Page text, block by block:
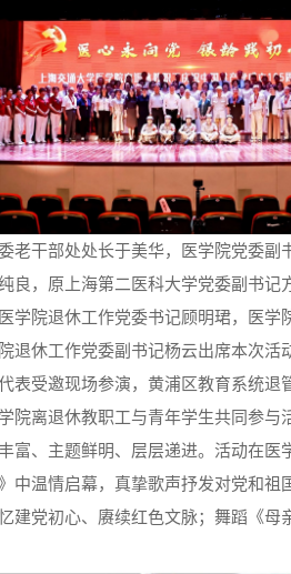
老干部处处长于美华，医学院党委
良，原上海第二医科大学党委副书记
学院退休工作党委书记顾明珺，医学
退休工作党委副书记杨云出席本次活
表受邀现场参演，黄浦区教育系统退
院离退休教职工与青年学生共同参与
富、主题鲜明、层层递进。活动在医
中温情启幕，真挚歌声抒发对党和
建党初心、赓续红色文脉；舞蹈《母